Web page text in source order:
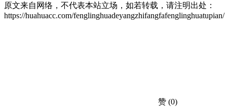
原文来自网络，不代表本站立场，如若转载，请注明出处：
https://huahuacc.com/fenglinghuadeyangzhifangfafenglinghuatupian/
赞 (0)